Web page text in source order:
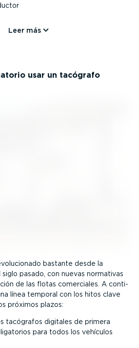
Leer más
usar un tacógrafo
bastante desde la
pasado, con nuevas normativas
de las flotas comerciales. A conti­
línea temporal con los hitos clave
próximos plazos:
tacógrafos digitales de primera
para todos los vehículos